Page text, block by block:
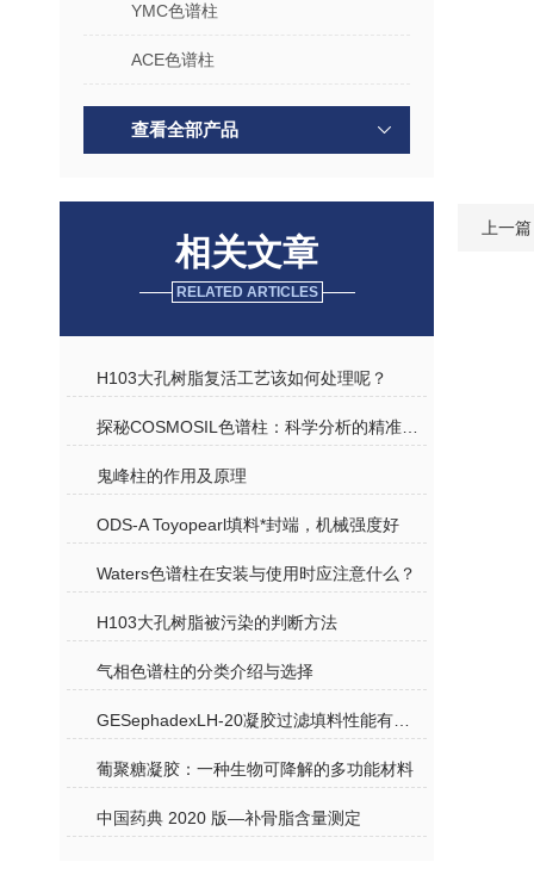
YMC色谱柱
ACE色谱柱
查看全部产品
相关文章
RELATED ARTICLES
H103大孔树脂复活工艺该如何处理呢？
鬼峰柱的作用及原理
ODS-A Toyopearl填料*封端，机械强度好
Waters色谱柱在安装与使用时应注意什么？
H103大孔树脂被污染的判断方法
气相色谱柱的分类介绍与选择
葡聚糖凝胶：一种生物可降解的多功能材料
中国药典 2020 版—补骨脂含量测定
上一